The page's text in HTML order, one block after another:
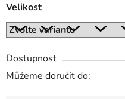
Velikost
Dostupnost
Můžeme doručit do: